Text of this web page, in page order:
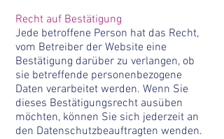
Recht auf Bestätigung
Jede betroffene Person hat das Recht,
vom Betreiber der Website eine
Bestätigung darüber zu verlangen, ob
sie betreffende personenbezogene
Daten verarbeitet werden. Wenn Sie
dieses Bestätigungsrecht ausüben
möchten, können Sie sich jederzeit an
den Datenschutzbeauftragten wenden.